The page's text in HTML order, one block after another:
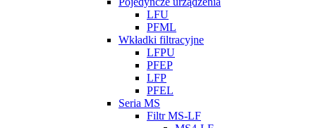
LFU
PFML
Wkładki filtracyjne
LFPU
PFEP
LFP
PFEL
Seria MS
Filtr MS-LF